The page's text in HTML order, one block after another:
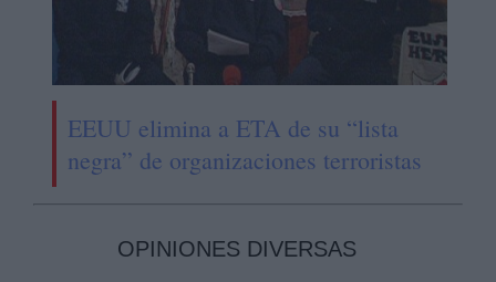
EEUU elimina a ETA de su “lista
negra” de organizaciones terroristas
OPINIONES DIVERSAS